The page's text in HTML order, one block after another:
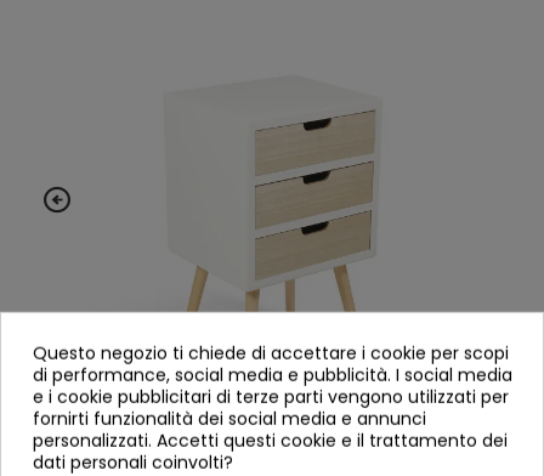
Questo negozio ti chiede di accettare i cookie per scopi
di performance, social media e pubblicità. I social media
e i cookie pubblicitari di terze parti vengono utilizzati per
fornirti funzionalità dei social media e annunci
personalizzati. Accetti questi cookie e il trattamento dei
dati personali coinvolti?